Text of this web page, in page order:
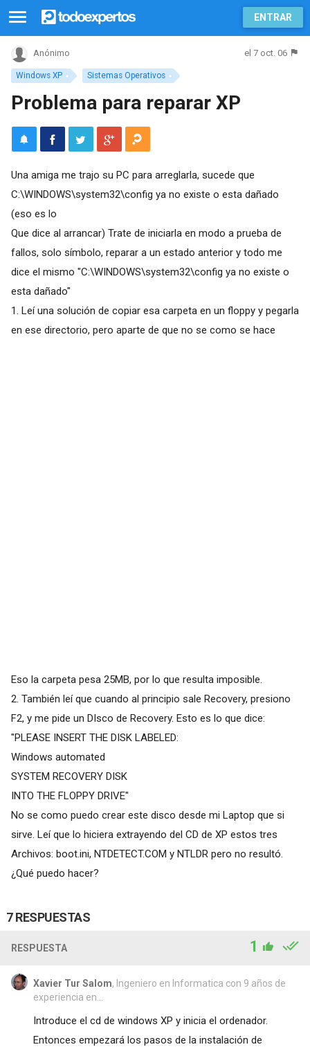
ENTRAR
Windows XP Sistemas Operativos
Anónimo el 7 oct. 06
Problema para reparar XP
Una amiga me trajo su PC para arreglarla, sucede que
C:\WINDOWS\system32\config ya no existe o esta dañado
(eso es lo
Que dice al arrancar) Trate de iniciarla en modo a prueba de
fallos, solo símbolo, reparar a un estado anterior y todo me
dice el mismo "C:\WINDOWS\system32\config ya no existe o
esta dañado"
1. Leí una solución de copiar esa carpeta en un floppy y pegarla
en ese directorio, pero aparte de que no se como se hace
Eso la carpeta pesa 25MB, por lo que resulta imposible.
2. También leí que cuando al principio sale Recovery, presiono
F2, y me pide un DIsco de Recovery. Esto es lo que dice:
"PLEASE INSERT THE DISK LABELED:
Windows automated
SYSTEM RECOVERY DISK
INTO THE FLOPPY DRIVE"
No se como puedo crear este disco desde mi Laptop que si
sirve. Leí que lo hiciera extrayendo del CD de XP estos tres
Archivos: boot.ini, NTDETECT.COM y NTLDR pero no resultó.
¿Qué puedo hacer?
7 RESPUESTAS
RESPUESTA 1
Xavier Tur Salom, Ingeniero en Informatica con 9 años de
experiencia en...
Introduce el cd de windows XP y inicia el ordenador.
Entonces empezará los pasos de la instalación de